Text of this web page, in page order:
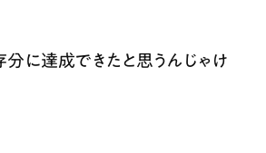
分に達成できたと思うんじゃけ